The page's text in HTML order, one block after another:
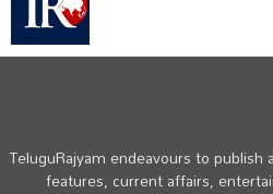
TeluguRajyam endeavours to
features, current affairs,